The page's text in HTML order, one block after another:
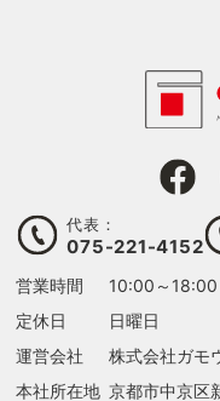
代表：
075-221-4152
営業時間
10:00～18:00
定休日
日曜日
運営会社
株式会社ガモ
本社所在地 京都市中京区